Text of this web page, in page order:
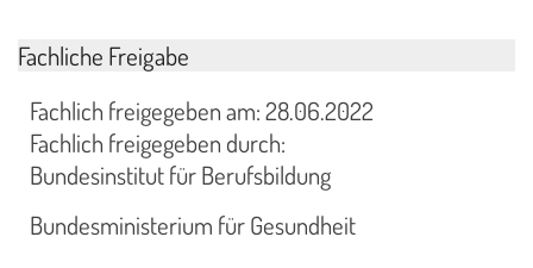
Fachliche Freigabe
Fachlich freigegeben am: 28.06.2022
Fachlich freigegeben durch:
Bundesinstitut für Berufsbildung
Bundesministerium für Gesundheit